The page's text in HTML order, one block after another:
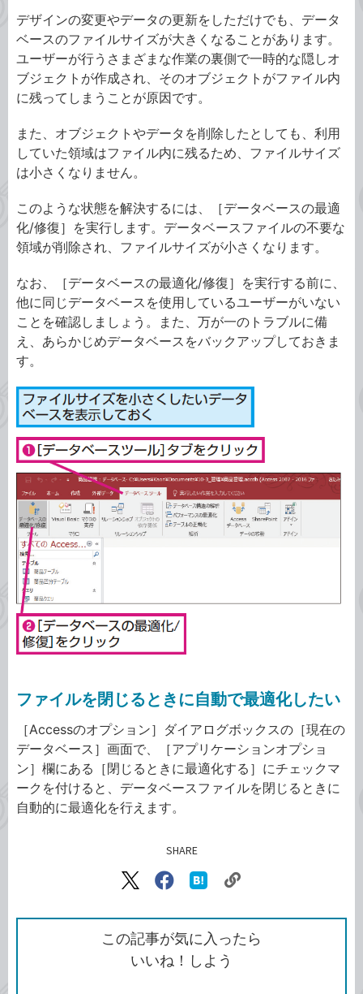
デザインの変更やデータの更新をしただけでも、データ
ベースのファイルサイズが大きくなることがあります。
ユーザーが行うさまざまな作業の裏側で一時的な隠しオ
ブジェクトが作成され、そのオブジェクトがファイル内
に残ってしまうことが原因です。
また、オブジェクトやデータを削除したとしても、利用
していた領域はファイル内に残るため、ファイルサイズ
は小さくなりません。
このような状態を解決するには、［データベースの最適
化/修復］を実行します。データベースファイルの不要な
領域が削除され、ファイルサイズが小さくなります。
なお、［データベースの最適化/修復］を実行する前に、
他に同じデータベースを使用しているユーザーがいない
ことを確認しましょう。また、万が一のトラブルに備
え、あらかじめデータベースをバックアップしておきま
す。
ファイルを閉じるときに自動で最適化したい
［Accessのオプション］ダイアログボックスの［現在の
データベース］画面で、［アプリケーションオプショ
ン］欄にある［閉じるときに最適化する］にチェックマ
ークを付けると、データベースファイルを閉じるときに
自動的に最適化を行えます。
SHARE
X（旧
で
シ
ェ
ア
Facebook
シ
ェ
ア
な
ッ
ク
ク
を
コ
この記事が気に入ったら
いいね！しよう